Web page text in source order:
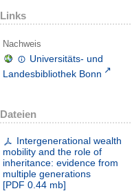
Links
Nachweis
Universitäts- und
Landesbibliothek Bonn
Dateien
Intergenerational wealth
mobility and the role of
inheritance: evidence from
multiple generations
[PDF 0.44 mb]